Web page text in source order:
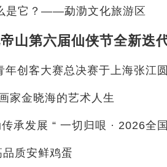
新迭代 打造华南沉
是它？——勐泐文化旅游区
金晓海的艺术人生
质安鲜鸡蛋